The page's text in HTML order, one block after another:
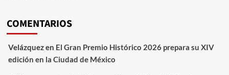
COMENTARIOS
Velázquezen El Gran Premio Histórico 2026 prepara su XIV
edición en la Ciudad de México